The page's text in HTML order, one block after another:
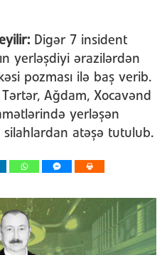
Digər 7 insident
yerləşdiyi ərazilərdən
pozması ilə baş verib.
Ağdam, Xocavənd
yerləşən
silahlardan atəşə tutulub.